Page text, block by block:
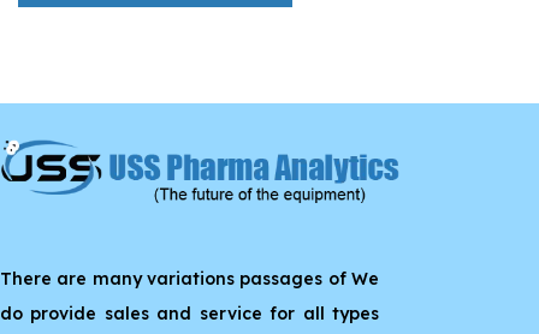
There are many variations passages of We
do provide sales and service for all types